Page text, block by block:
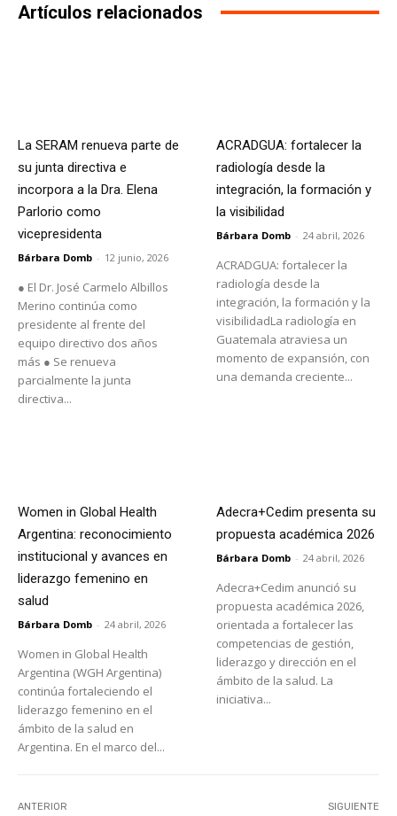
Artículos relacionados
La SERAM renueva parte de
su junta directiva e
incorpora a la Dra. Elena
Parlorio como
vicepresidenta
Bárbara Domb - 12 junio, 2026
● El Dr. José Carmelo Albillos
Merino continúa como
presidente al frente del
equipo directivo dos años
más ● Se renueva
parcialmente la junta
directiva...
ACRADGUA: fortalecer la
radiología desde la
integración, la formación y
la visibilidad
Bárbara Domb - 24 abril, 2026
ACRADGUA: fortalecer la
radiología desde la
integración, la formación y la
visibilidadLa radiología en
Guatemala atraviesa un
momento de expansión, con
una demanda creciente...
Women in Global Health
Argentina: reconocimiento
institucional y avances en
liderazgo femenino en
salud
Bárbara Domb - 24 abril, 2026
Women in Global Health
Argentina (WGH Argentina)
continúa fortaleciendo el
liderazgo femenino en el
ámbito de la salud en
Argentina. En el marco del...
Adecra+Cedim presenta su
propuesta académica 2026
Bárbara Domb - 24 abril, 2026
Adecra+Cedim anunció su
propuesta académica 2026,
orientada a fortalecer las
competencias de gestión,
liderazgo y dirección en el
ámbito de la salud. La
iniciativa...
ANTERIOR SIGUIENTE